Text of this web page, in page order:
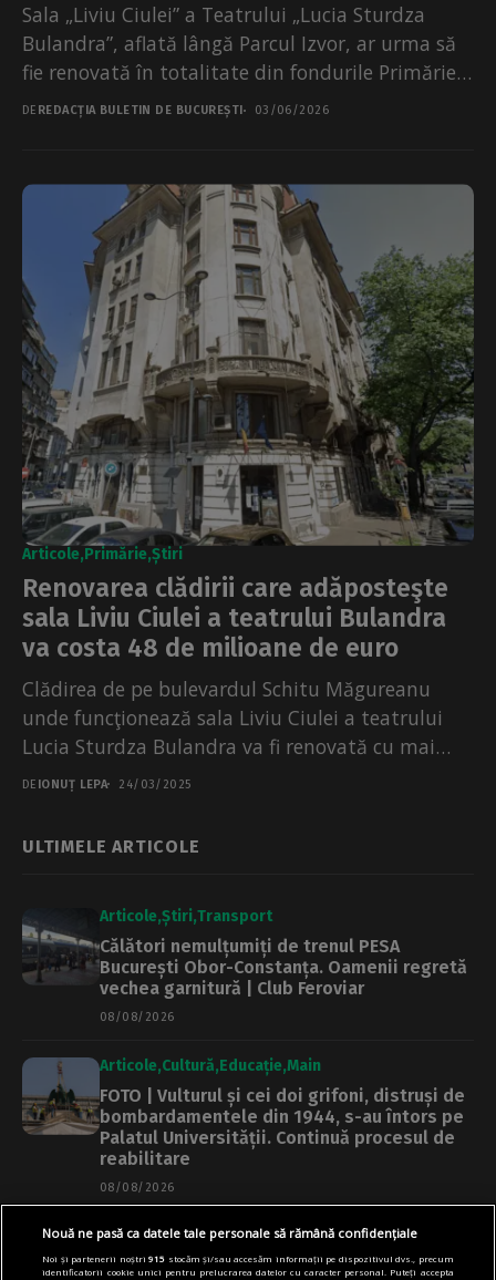
Sala „Liviu Ciulei” a Teatrului „Lucia Sturdza
Bulandra”, aflată lângă Parcul Izvor, ar urma să
fie renovată în totalitate din fondurile Primăriei
Capitalei...
DE REDACȚIA BULETIN DE BUCUREȘTI 03/06/2026
Articole Primărie Știri
Renovarea clădirii care adăposteşte
sala Liviu Ciulei a teatrului Bulandra
va costa 48 de milioane de euro
Clădirea de pe bulevardul Schitu Măgureanu
unde funcţionează sala Liviu Ciulei a teatrului
Lucia Sturdza Bulandra va fi renovată cu mai
bine de...
DE IONUȚ LEPA 24/03/2025
ULTIMELE ARTICOLE
Articole Știri Transport
Călători nemulțumiți de trenul PESA
București Obor-Constanța. Oamenii regretă
vechea garnitură | Club Feroviar
08/08/2026
Articole Cultură Educație Main
FOTO | Vulturul și cei doi grifoni, distruși de
bombardamentele din 1944, s-au întors pe
Palatul Universității. Continuă procesul de
reabilitare
08/08/2026
Articole Main Termoficare
Termoenergetica rămâne un junghi în
Nouă ne pasă ca datele tale personale să rămână confidențiale
Noi și partenerii noștri915 stocăm și/sau accesăm informații pe dispozitivul dvs., precum
identificatorii cookie unici pentru prelucrarea datelor cu caracter personal. Puteți accepta